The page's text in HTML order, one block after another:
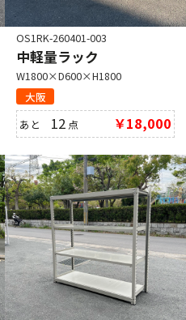
OS1RK-260401-003
中軽量ラック
W1800×D600×H1800
大阪
あと 12 点 ￥18,000